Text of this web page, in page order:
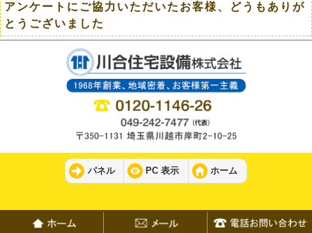
アンケートにご協力いただいたお客様、どうもありが
とうございました
パネル PC 表示 ホーム